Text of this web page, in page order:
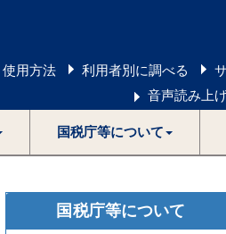
用方法 利用者別に調べる
音声読み上
国税庁等について
国税庁等について